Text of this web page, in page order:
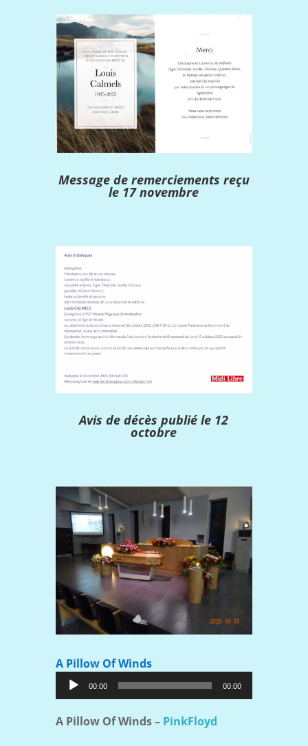
Message de remerciements reçu
le 17 novembre
Avis de décès publié le 12
octobre
A Pillow Of Winds
Lecteur
audio
00:00 00:00
A Pillow Of Winds – PinkFloyd